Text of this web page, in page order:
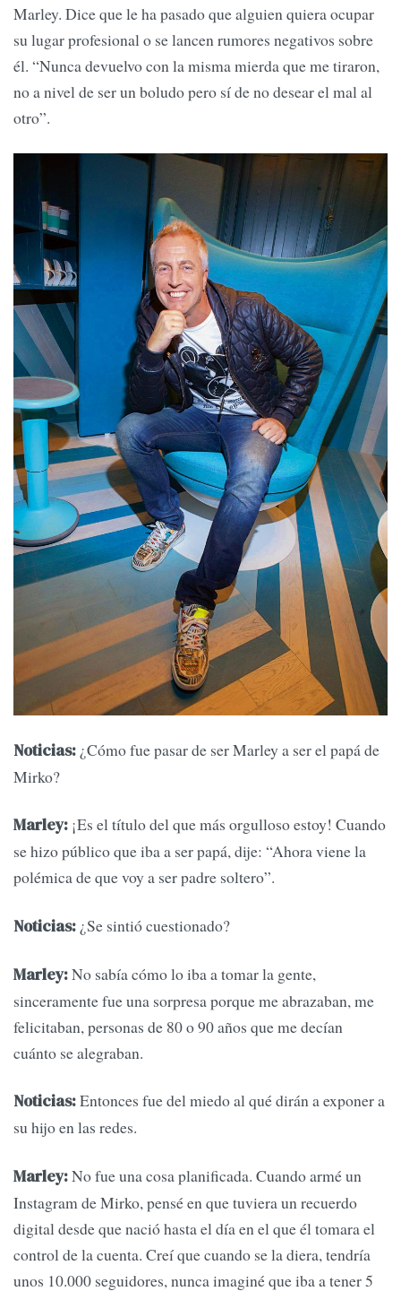
Marley. Dice que le ha pasado que alguien quiera ocupar
su lugar profesional o se lancen rumores negativos sobre
él. “Nunca devuelvo con la misma mierda que me tiraron,
no a nivel de ser un boludo pero sí de no desear el mal al
otro”.
Noticias: ¿Cómo fue pasar de ser Marley a ser el papá de
Mirko?
Marley: ¡Es el título del que más orgulloso estoy! Cuando
se hizo público que iba a ser papá, dije: “Ahora viene la
polémica de que voy a ser padre soltero”.
Noticias: ¿Se sintió cuestionado?
Marley:No sabía cómo lo iba a tomar la gente,
sinceramente fue una sorpresa porque me abrazaban, me
felicitaban, personas de 80 o 90 años que me decían
cuánto se alegraban.
Noticias:Entonces fue del miedo al qué dirán a exponer a
su hijo en las redes.
Marley:No fue una cosa planificada. Cuando armé un
Instagram de Mirko, pensé en que tuviera un recuerdo
digital desde que nació hasta el día en el que él tomara el
control de la cuenta. Creí que cuando se la diera, tendría
unos 10.000 seguidores, nunca imaginé que iba a tener 5